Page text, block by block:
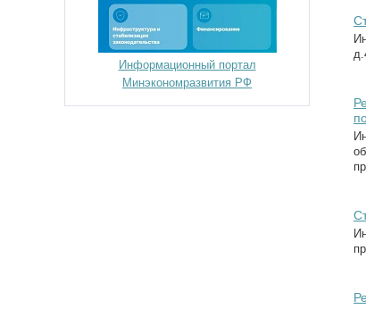
Информационный портал
Минэкономразвития РФ